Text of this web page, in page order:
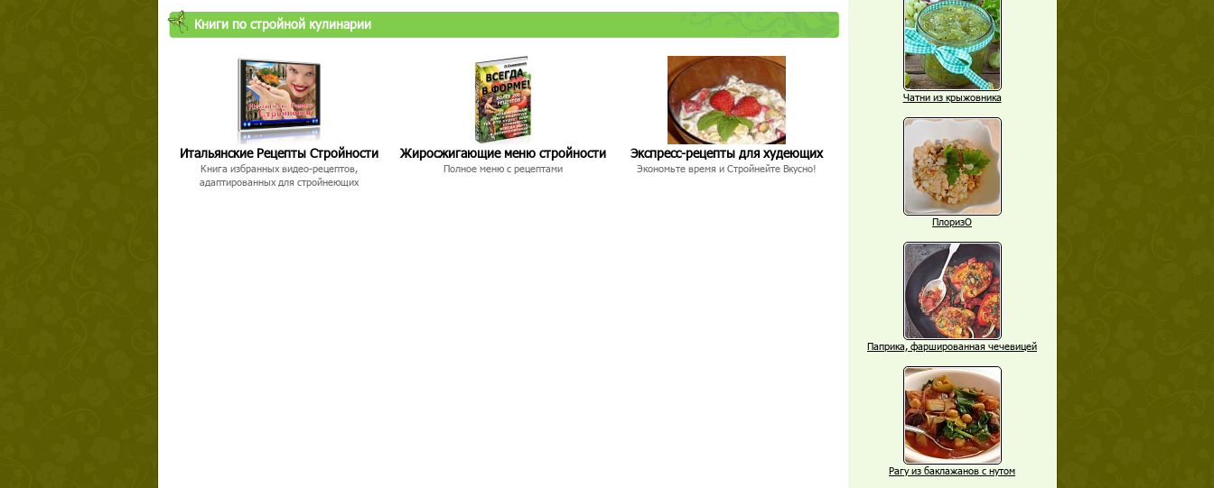
Книги по стройной кулинарии
Итальянские Рецепты Стройности
Книга избранных видео-рецептов,
адаптированных для стройнеющих
Жиросжигающие меню стройности
Полное меню с рецептами
Экспресс-рецепты для худеющих
Экономьте время и Стройнейте Вкусно!
Чатни из крыжовника
ПлоризО
Паприка, фаршированная чечевицей
Рагу из баклажанов с нутом